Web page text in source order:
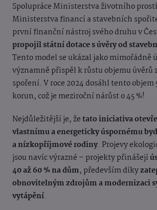
Spolupráce Ministerstva životního
Ministerstva financí a stavebních
první finanční nástroj svého druhu v
propojil státní dotace s úvěry od
Tento model se ukázal jako mimořádně
významně přispěl k růstu objemu úvěrů
spoření. V roce 2024 dosáhl tento objem
korun, což je meziroční nárůst o 45 %!
Nejdůležitější je, žetato iniciativa
vlastnímu a energeticky úspornému
a nízkopříjmové rodiny. Projevy
jsou navíc výrazné – projekty přinášejí
40 až 60 % na dům, především díky
obnovitelným zdrojům a modernizaci
vytápění.